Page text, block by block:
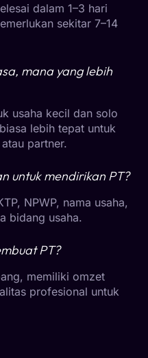
dalam 1–3 hari
sekitar 7–14
mana yang lebih
usaha kecil dan solo
lebih tepat untuk
partner.
untuk mendirikan PT?
NPWP, nama usaha,
bidang usaha.
PT?
memiliki omzet
profesional untuk